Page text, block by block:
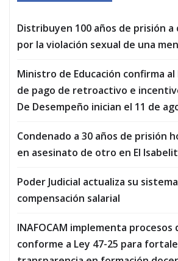
Distribuyen 100 años de prisión a
por la violación sexual de una
Ministro de Educación confirma
de pago de retroactivo e
De Desempeño inician el 11 de
Condenado a 30 años de prisión
en asesinato de otro en El
Poder Judicial actualiza su
compensación salarial
INAFOCAM implementa
conforme a Ley 47-25 para